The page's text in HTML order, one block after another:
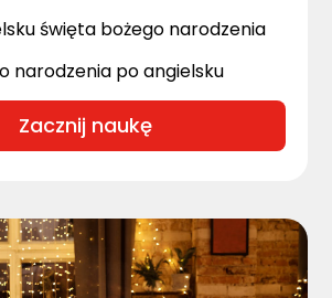
święta bożego narodzenia
narodzenia po angielsku
Zacznij naukę